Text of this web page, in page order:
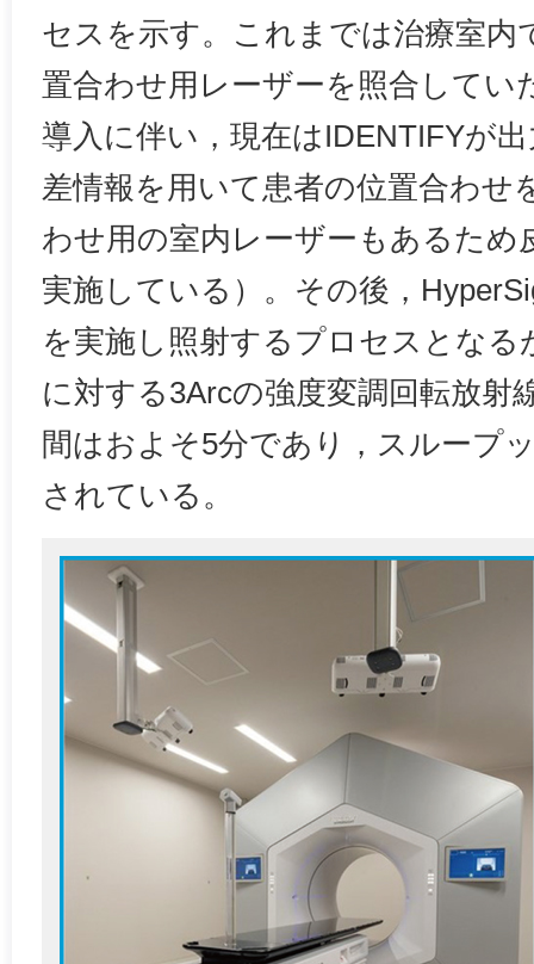
セスを示す。これまでは治療室内
置合わせ用レーザーを照合してい
導入に伴い，現在はIDENTIFYが
差情報を用いて患者の位置合わせ
わせ用の室内レーザーもあるため
実施している）。その後，
を実施し照射するプロセスとなる
に対する3Arcの強度変調回転放射
間はおよそ5分であり，スループ
されている。